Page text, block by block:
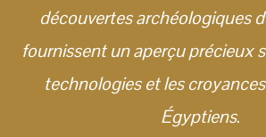
découvertes archéologiques
fournissent un aperçu précieux
technologies et les
Égyptiens.